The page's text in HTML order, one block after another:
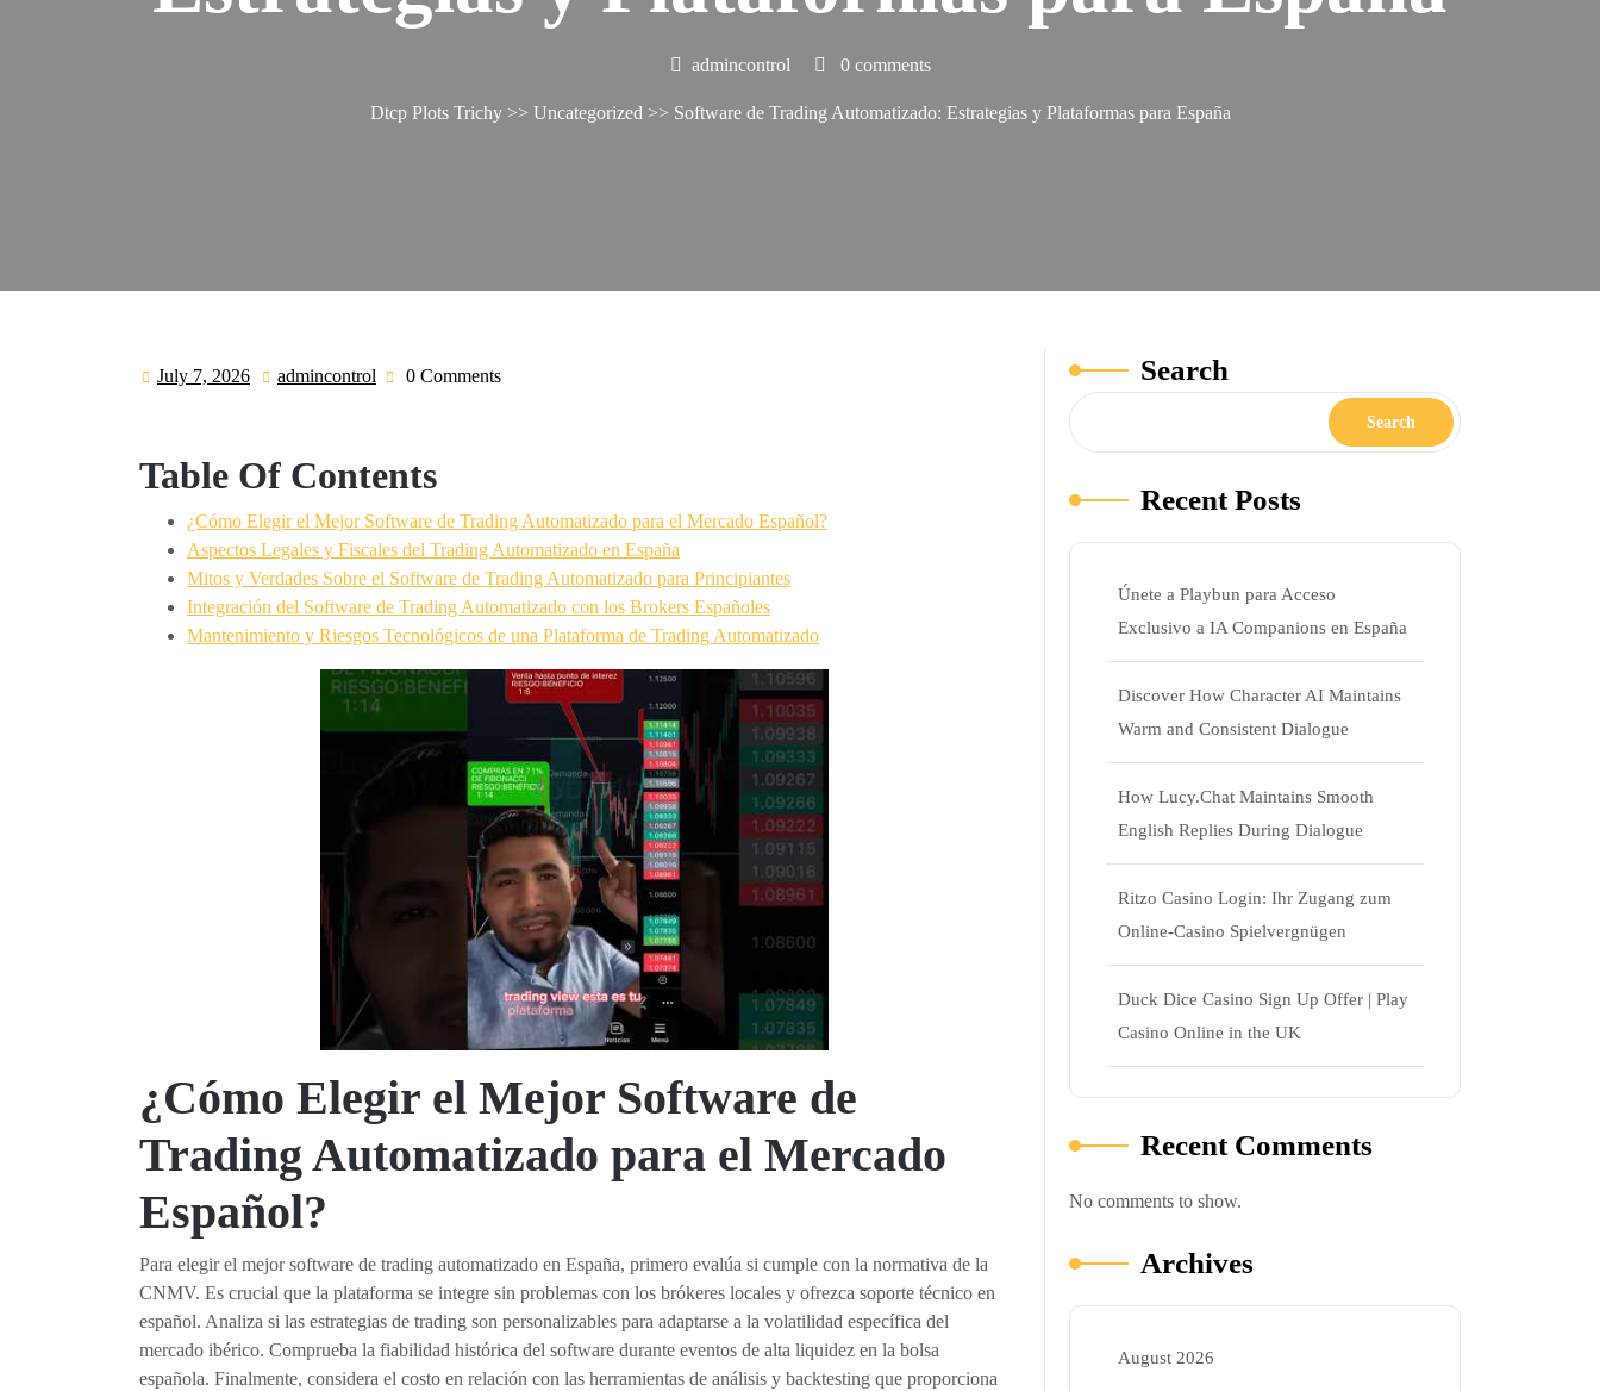
admincontrol 0 comments
Dtcp Plots Trichy>> Uncategorized >> Software de Trading Automatizado: Estrategias y Plataformas para España
July 7, 2026 Julyadmincontrol admincontrol
0 Comments
Table Of Contents
¿Cómo Elegir el Mejor Software de Trading Automatizado para el Mercado Español?
Aspectos Legales y Fiscales del Trading Automatizado en España
Mitos y Verdades Sobre el Software de Trading Automatizado para Principiantes
Integración del Software de Trading Automatizado con los Brokers Españoles
Mantenimiento y Riesgos Tecnológicos de una Plataforma de Trading Automatizado
¿Cómo Elegir el Mejor Software de
Trading Automatizado para el Mercado
Español?
Para elegir el mejor software de trading automatizado en España, primero evalúa si cumple con la normativa de la
CNMV. Es crucial que la plataforma se integre sin problemas con los brókeres locales y ofrezca soporte técnico en
español. Analiza si las estrategias de trading son personalizables para adaptarse a la volatilidad específica del
mercado ibérico. Comprueba la fiabilidad histórica del software durante eventos de alta liquidez en la bolsa
española. Finalmente, considera el costo en relación con las herramientas de análisis y backtesting que proporciona
Search
Search
Recent Posts
Únete a Playbun para Acceso
Exclusivo a IA Companions en España
Discover How Character AI Maintains
Warm and Consistent Dialogue
How Lucy.Chat Maintains Smooth
English Replies During Dialogue
Ritzo Casino Login: Ihr Zugang zum
Online-Casino Spielvergnügen
Duck Dice Casino Sign Up Offer | Play
Casino Online in the UK
Recent Comments
No comments to show.
Archives
August 2026